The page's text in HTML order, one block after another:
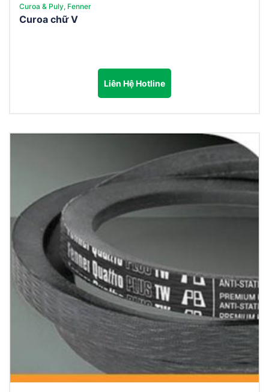
Curoa & Puly, Fenner
Curoa chữ V
Liên Hệ Hotline